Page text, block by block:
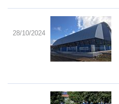
28/10/2024